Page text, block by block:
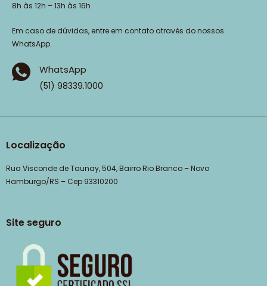
8h às 12h – 13h às 16h
Em caso de dúvidas, entre em contato através do nossos
WhatsApp.
WhatsApp
(51) 98339.1000
Localização
Rua Visconde de Taunay, 504, Bairro Rio Branco – Novo
Hamburgo/RS – Cep 93310200
Site seguro